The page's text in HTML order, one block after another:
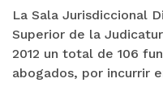
La Sala Jurisdiccional
Superior de la
2012 un total de 106
abogados, por incurrir